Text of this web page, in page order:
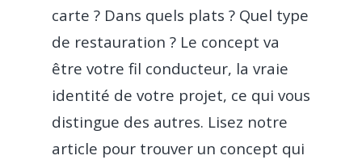
carte ? Dans quels plats ? Quel type
de restauration ? Le concept va
être votre fil conducteur, la vraie
identité de votre projet, ce qui vous
distingue des autres. Lisez notre
article pour trouver un concept qui